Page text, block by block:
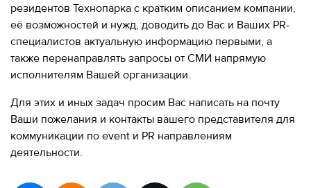
резидентов Технопарка с кратким описанием компании,
её возможностей и нужд, доводить до Вас и Ваших PR-
специалистов актуальную информацию первыми, а
также перенаправлять запросы от СМИ напрямую
исполнителям Вашей организации.
Для этих и иных задач просим Вас написать на почту
Ваши пожелания и контакты вашего представителя для
коммуникации по event и PR направлениям
деятельности.